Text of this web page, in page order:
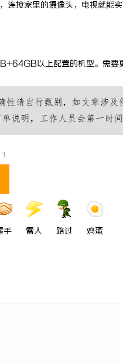
连接家里的摄像头，电视就能
以上配置的机型。需要
1
手 雷人 路过 鸡蛋
保护您的合法权益，助您走出